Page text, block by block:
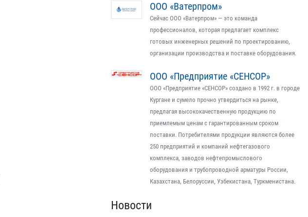
ООО «Ватерпром»
Сейчас ООО «Ватерпром» — это команда
профессионалов, которая предлагает комплекс
готовых инженерных решений по проектированию,
организации производства и поставке оборудования.
ООО «Предприятие «СЕНСОР»
ООО «Предприятие «СЕНСОР» создано в 1992 г. в городе
Кургане и сумело прочно утвердиться на рынке,
предлагая высококачественную продукцию по
приемлемым ценам с гарантированным сроком
поставки. Потребителями продукции являются более
250 предприятий и компаний нефтегазового
комплекса, заводов нефтепромыслового
оборудования и трубопроводной арматуры России,
Казахстана, Белоруссии, Узбекистана, Туркменистана.
Новости